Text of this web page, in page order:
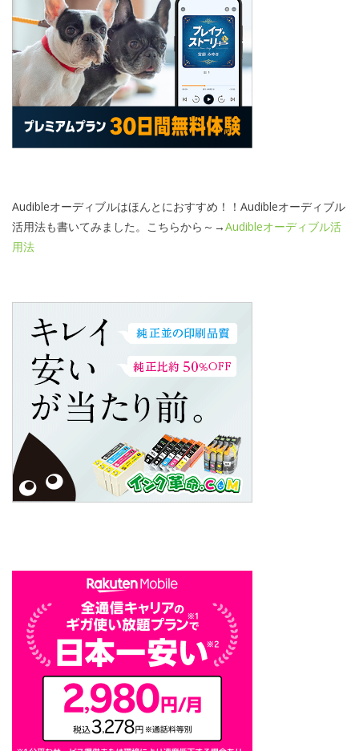
Audibleオーディブルはほんとにおすすめ！！Audibleオーディブル
活用法も書いてみました。こちらから～→Audibleオーディブル活
用法